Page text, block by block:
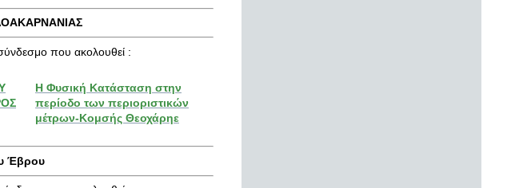
που ακολουθεί :
Η Φυσική Κατάσταση στην
περίοδο των περιοριστικών
μέτρων-Κομσής Θεοχάρηε
Έβρου